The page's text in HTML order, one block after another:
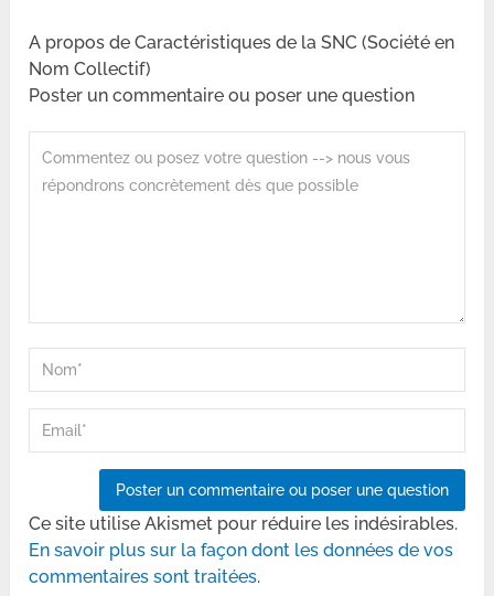
A propos de Caractéristiques de la SNC (Société en
Nom Collectif)
Poster un commentaire ou poser une question
Ce site utilise Akismet pour réduire les indésirables.
En savoir plus sur la façon dont les données de vos
commentaires sont traitées.